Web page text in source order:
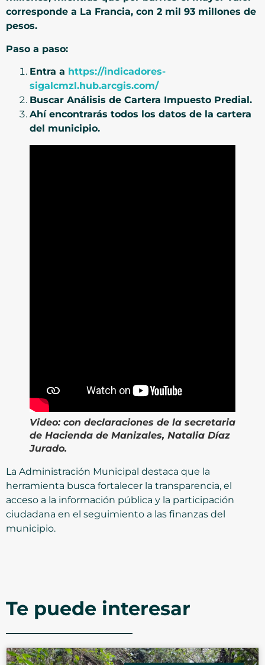
corresponde a La Francia, con 2 mil 93 millones de
pesos.
Paso a paso:
Entra a https://indicadores-
sigalcmzl.hub.arcgis.com/
Buscar Análisis de Cartera Impuesto Predial.
Ahí encontrarás todos los datos de la cartera
del municipio.
Video: con declaraciones de la secretaria
de Hacienda de Manizales, Natalia Díaz
Jurado.
La Administración Municipal destaca que la
herramienta busca fortalecer la transparencia, el
acceso a la información pública y la participación
ciudadana en el seguimiento a las finanzas del
municipio.
Te puede interesar